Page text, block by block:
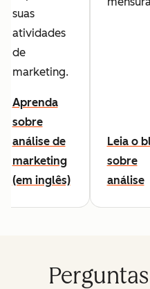
suas
atividades
de
marketing.
Aprenda
sobre
análise de
marketing
(em inglês)
Leia o
sobre
análise